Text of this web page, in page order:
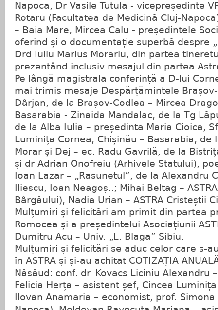
Napoca, Dr Vasile Tutula - vicepreședinte
Rotaru (Facultatea de Medicină Cluj-
– Baia Mare, Mircea Calu - președintele
oferind și o documentație superbă despre
Drd Iuliu Marius Morariu, din partea
prezentând inclusiv mesajul din partea
Pe lângă magistrala conferință a D-lui
mai trimis mesaje Despărțămintele
Dârjan, de la Brașov-Codlea – Mircea
Basarabia - Zinaida Mandalac, de la Tg
de la Alba Iulia – președinta Maria Cioica,
Luminița Cornea, Chișinău – Basarabia, de
Morar și Dej – ec. Radu Gavrilă, de la
și dr Adrian Onofreiu (Arhivele Statului),
Ioan Lazăr – „Răsunetul”, de la Alexandru
Iliescu, Ioan Neagoș..; Mihai Beltag –
Bârgăului), Nadia Urian – ASTRA Cristeștii
Mulțumiri și felicitări am primit din partea
Romocea și a președintelui Asociațiunii
Dumitru Acu – Univ. „L. Blaga” Sibiu.
Mulțumiri și felicitări se aduc celor care s-
în ASTRA și și-au achitat COTIZAȚIA
Năsăud: conf. dr. Kovacs Liciniu Alexandru
Felicia Herța – asistent șef, Cincea
Ilovan Anamaria – economist, prof.